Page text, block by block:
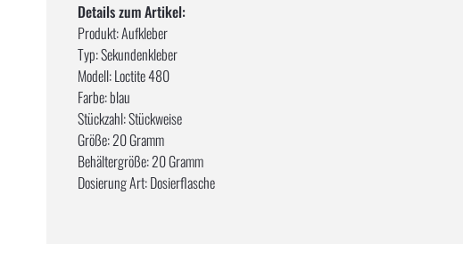
Details zum Artikel:
Produkt: Aufkleber
Typ: Sekundenkleber
Modell: Loctite 480
Farbe: blau
Stückzahl: Stückweise
Größe: 20 Gramm
Behältergröße: 20 Gramm
Dosierung Art: Dosierflasche